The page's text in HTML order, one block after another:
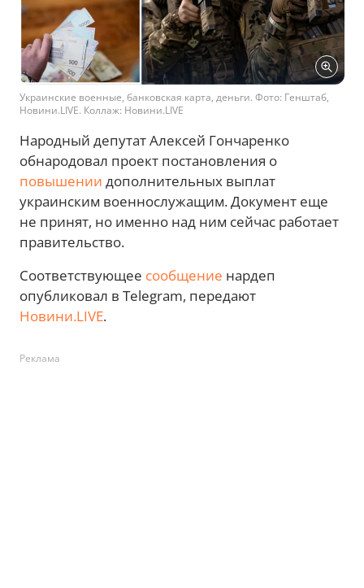
Украинские военные, банковская карта, деньги. Фото: Генштаб,
Новини.LIVE. Коллаж: Новини.LIVE
Народный депутат Алексей Гончаренко
обнародовал проект постановления о
повышении дополнительных выплат
украинским военнослужащим. Документ еще
не принят, но именно над ним сейчас работает
правительство.
Соответствующее сообщение нардеп
опубликовал в Telegram, передают
Новини.LIVЕ.
Реклама